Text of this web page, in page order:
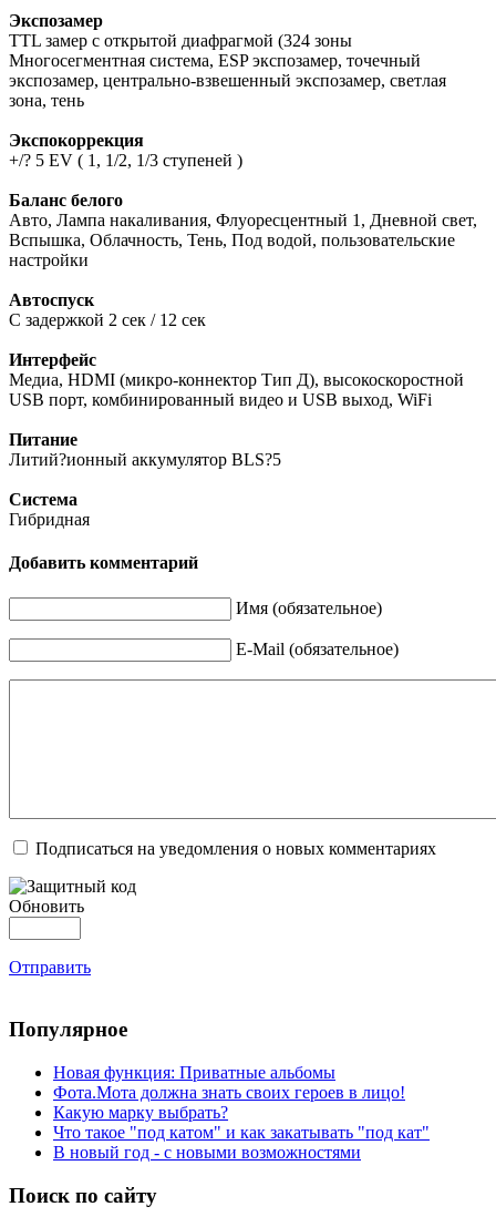
Экспозамер
TTL замер с открытой диафрагмой (324 зоны
Многосегментная система, ESP экспозамер, точечный
экспозамер, центрально-взвешенный экспозамер, светлая
зона, тень
Экспокоррекция
+/? 5 EV ( 1, 1/2, 1/3 ступеней )
Баланс белого
Авто, Лампа накаливания, Флуоресцентный 1, Дневной свет,
Вспышка, Облачность, Тень, Под водой, пользовательские
настройки
Автоспуск
С задержкой 2 сек / 12 сек
Интерфейс
Медиа, HDMI (микро-коннектор Тип Д), высокоскоростной
USB порт, комбинированный видео и USB выход, WiFi
Питание
Литий?ионный аккумулятор BLS?5
Система
Гибридная
Добавить комментарий
Имя (обязательное)
E-Mail (обязательное)
Подписаться на уведомления о новых комментариях
Обновить
Отправить
Популярное
Новая функция: Приватные альбомы
Фота.Мота должна знать своих героев в лицо!
Какую марку выбрать?
Что такое "под катом" и как закатывать "под кат"
В новый год - с новыми возможностями
Поиск по сайту